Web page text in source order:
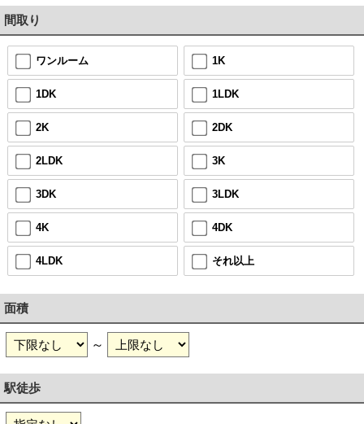
間取り
ワンルーム 1K
1DK 1LDK
2K 2DK
2LDK 3K
3DK 3LDK
4K 4DK
4LDK それ以上
面積
～
駅徒歩